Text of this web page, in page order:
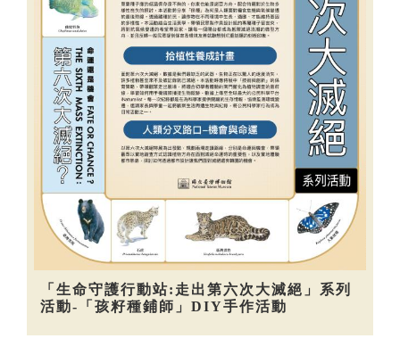
「生命守護行動站:走出第六次大滅絕」系列
活動-「孩籽種鋪師」DIY手作活動